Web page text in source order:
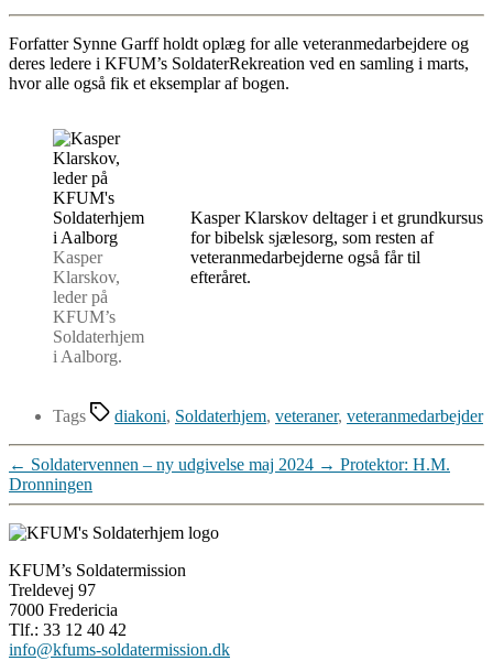
Forfatter Synne Garff holdt oplæg for alle veteranmedarbejdere og
deres ledere i KFUM’s SoldaterRekreation ved en samling i marts,
hvor alle også fik et eksemplar af bogen.
Kasper
Klarskov,
leder på
KFUM’s
Soldaterhjem
i Aalborg.
Kasper Klarskov deltager i et grundkursus
for bibelsk sjælesorg, som resten af
veteranmedarbejderne også får til
efteråret.
Tags diakoni, Soldaterhjem, veteraner, veteranmedarbejder
← Soldatervennen – ny udgivelse maj 2024 → Protektor: H.M.
Dronningen
KFUM’s Soldatermission
Treldevej 97
7000 Fredericia
Tlf.: 33 12 40 42
info@kfums-soldatermission.dk